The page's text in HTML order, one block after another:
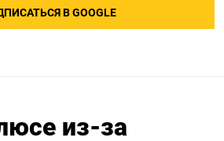
В GOOGLE
из-за